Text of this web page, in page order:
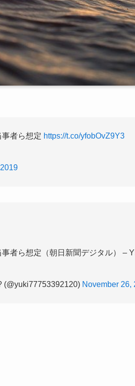
者ら想定 https://t.co/yfobOvZ9Y3
者ら想定（朝日新聞デジタル） –
November 26,